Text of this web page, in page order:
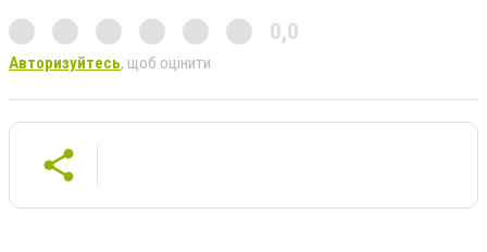
0,0
Авторизуйтесь, щоб оцінити